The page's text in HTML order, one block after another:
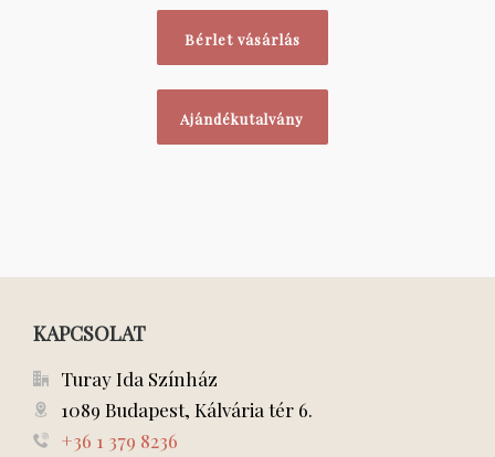
Bérlet vásárlás
Ajándékutalvány
KAPCSOLAT
Turay Ida Színház
1089 Budapest, Kálvária tér 6.
+36 1 379 8236